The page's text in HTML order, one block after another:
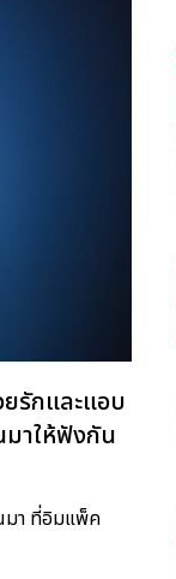
รักและแอบ
าให้ฟังกัน
มา ที่อิมแพ็ค